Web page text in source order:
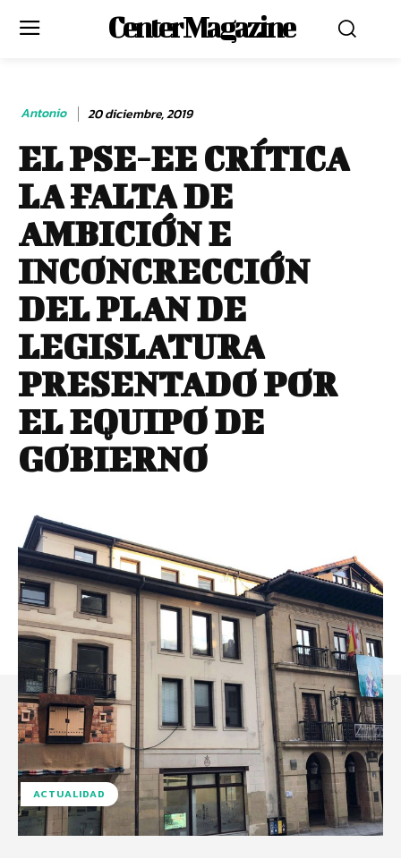
Center Magazine
Antonio 20 diciembre, 2019
EL PSE-EE CRÍTICA
LA FALTA DE
AMBICIÓN E
INCONCRECCIÓN
DEL PLAN DE
LEGISLATURA
PRESENTADO POR
EL EQUIPO DE
GOBIERNO
ACTUALIDAD